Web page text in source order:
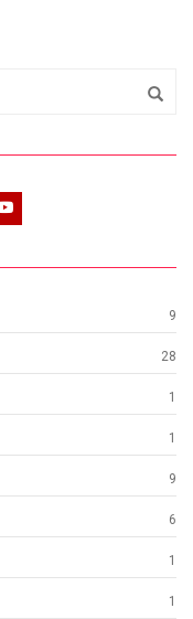
9
28
1
1
9
6
1
1